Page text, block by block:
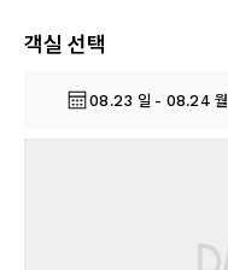
객실 선택
08.23 일 - 08.24 월